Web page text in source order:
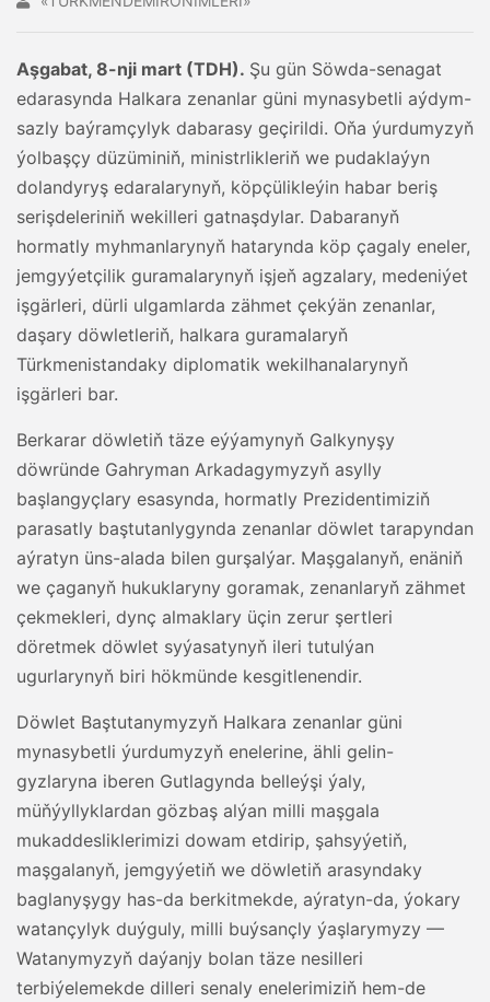
Aşgabat, 8-nji mart (TDH). Şu gün Söwda-senagat
edarasynda Halkara zenanlar güni mynasybetli aýdym-
sazly baýramçylyk dabarasy geçirildi. Oňa ýurdumyzyň
ýolbaşçy düzüminiň, ministrlikleriň we pudaklaýyn
dolandyryş edaralarynyň, köpçülikleýin habar beriş
serişdeleriniň wekilleri gatnaşdylar. Dabaranyň
hormatly myhmanlarynyň hatarynda köp çagaly eneler,
jemgyýetçilik guramalarynyň işjeň agzalary, medeniýet
işgärleri, dürli ulgamlarda zähmet çekýän zenanlar,
daşary döwletleriň, halkara guramalaryň
Türkmenistandaky diplomatik wekilhanalarynyň
işgärleri bar.
Berkarar döwletiň täze eýýamynyň Galkynyşy
döwründe Gahryman Arkadagymyzyň asylly
başlangyçlary esasynda, hormatly Prezidentimiziň
parasatly baştutanlygynda zenanlar döwlet tarapyndan
aýratyn üns-alada bilen gurşalýar. Maşgalanyň, enäniň
we çaganyň hukuklaryny goramak, zenanlaryň zähmet
çekmekleri, dynç almaklary üçin zerur şertleri
döretmek döwlet syýasatynyň ileri tutulýan
ugurlarynyň biri hökmünde kesgitlenendir.
Döwlet Baştutanymyzyň Halkara zenanlar güni
mynasybetli ýurdumyzyň enelerine, ähli gelin-
gyzlaryna iberen Gutlagynda belleýşi ýaly,
müňýyllyklardan gözbaş alýan milli maşgala
mukaddesliklerimizi dowam etdirip, şahsyýetiň,
maşgalanyň, jemgyýetiň we döwletiň arasyndaky
baglanyşygy has-da berkitmekde, aýratyn-da, ýokary
watançylyk duýguly, milli buýsançly ýaşlarymyzy —
Watanymyzyň daýanjy bolan täze nesilleri
terbiýelemekde dilleri senaly enelerimiziň hem-de